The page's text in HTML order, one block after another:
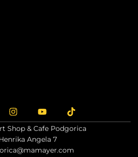
Shop & Cafe Podgorica
Angela 7